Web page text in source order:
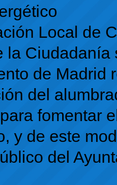
Local de
la Ciudadanía
de Madrid
del
fomentar
y de este
del